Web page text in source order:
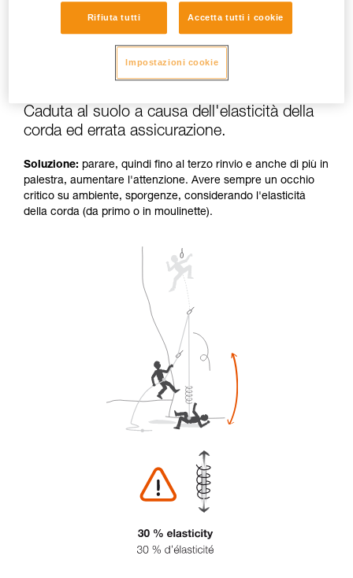
Caduta al suolo a causa dell'elasticità della
corda ed errata assicurazione.
Soluzione: parare, quindi fino al terzo rinvio e anche di più in
palestra, aumentare l'attenzione. Avere sempre un occhio
critico su ambiente, sporgenze, considerando l'elasticità
della corda (da primo o in moulinette).
Rifiuta tutti Accetta tutti i cookie
Impostazioni cookie